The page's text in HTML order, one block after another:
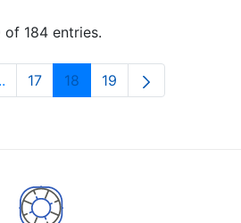
of 184 entries.
Intermediate Pages Use TAB to
Page
17 Page
18 Page
19